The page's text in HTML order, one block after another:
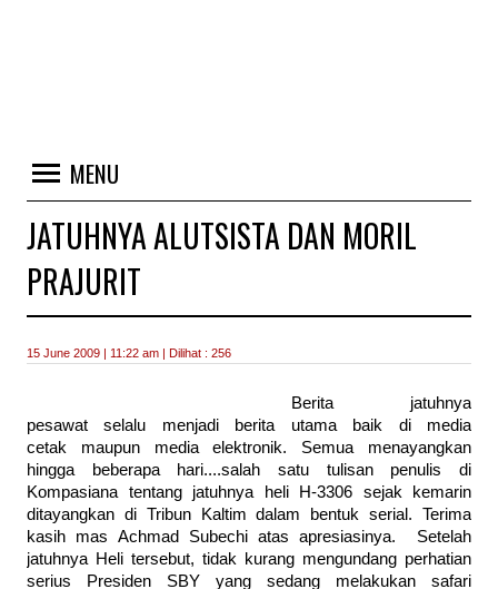
MENU
JATUHNYA ALUTSISTA DAN MORIL
PRAJURIT
15 June 2009 | 11:22 am | Dilihat : 256
Berita jatuhnya
pesawat selalu menjadi berita utama baik di media
cetak maupun media elektronik. Semua menayangkan
hingga beberapa hari....salah satu tulisan penulis di
Kompasiana tentang jatuhnya heli H-3306 sejak kemarin
ditayangkan di Tribun Kaltim dalam bentuk serial. Terima
kasih mas Achmad Subechi atas apresiasinya. Setelah
jatuhnya Heli tersebut, tidak kurang mengundang perhatian
serius Presiden SBY yang sedang melakukan safari